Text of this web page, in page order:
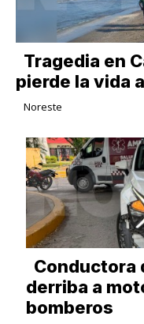
Tragedia en
pierde la vida
Noreste
Conductora
derriba a
bomberos